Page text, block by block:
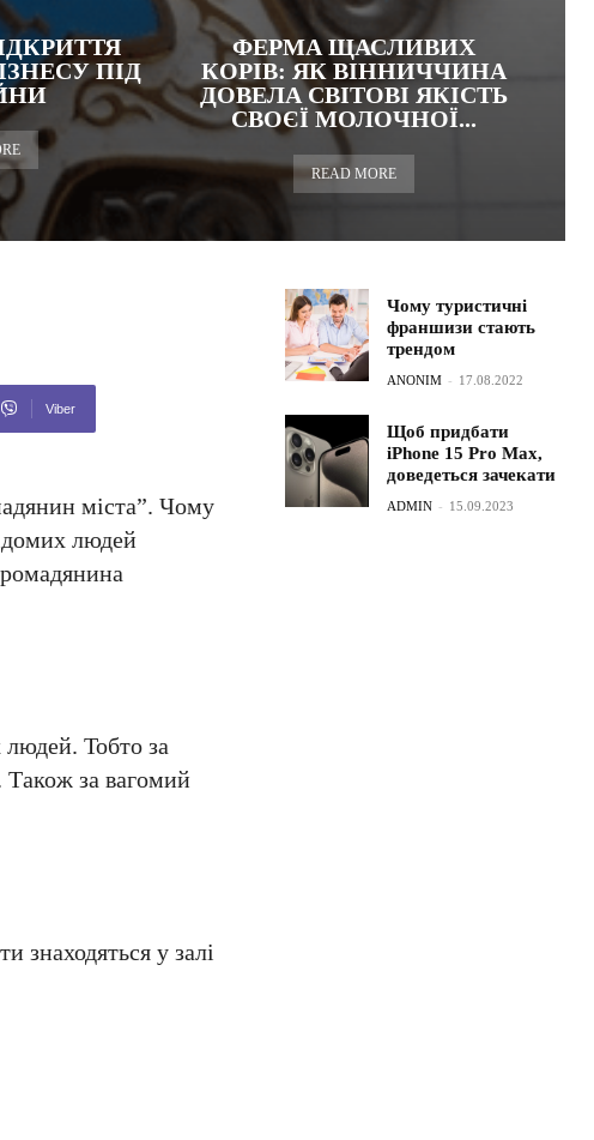
ПІД
ФЕРМА ЩАСЛИВИХ
КОРІВ: ЯК ВІННИЧЧИНА
ДОВЕЛА СВІТОВІ ЯКІСТЬ
СВОЄЇ МОЛОЧНОЇ...
READ MORE
Viber
міста”. Чому
людей
Тобто за
Також за вагомий
знаходяться у залі
Чому туристичні
франшизи стають
трендом
ANONIM - 17.08.2022
Щоб придбати
iPhone 15 Pro Max,
доведеться зачекати
ADMIN - 15.09.2023